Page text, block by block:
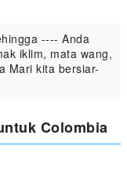
---- Anda
iklim, mata wang,
Mari kita bersiar-
Colombia